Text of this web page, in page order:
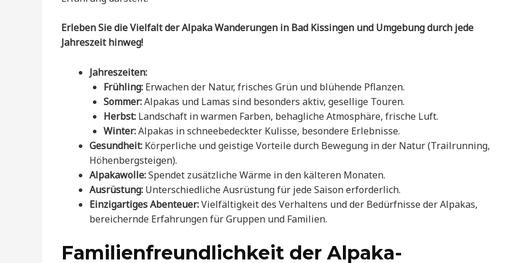
Erleben Sie die Vielfalt der Alpaka Wanderungen in Bad Kissingen und Umgebung durch jede
Jahreszeit hinweg!
Jahreszeiten:
Frühling: Erwachen der Natur, frisches Grün und blühende Pflanzen.
Sommer:Alpakas und Lamas sind besonders aktiv, gesellige Touren.
Herbst: Landschaft in warmen Farben, behagliche Atmosphäre, frische Luft.
Winter:Alpakas in schneebedeckter Kulisse, besondere Erlebnisse.
Gesundheit: Körperliche und geistige Vorteile durch Bewegung in der Natur (Trailrunning,
Höhenbergsteigen).
Alpakawolle:Spendet zusätzliche Wärme in den kälteren Monaten.
Ausrüstung: Unterschiedliche Ausrüstung für jede Saison erforderlich.
Einzigartiges Abenteuer:Vielfältigkeit des Verhaltens und der Bedürfnisse der Alpakas,
bereichernde Erfahrungen für Gruppen und Familien.
Familienfreundlichkeit der Alpaka-